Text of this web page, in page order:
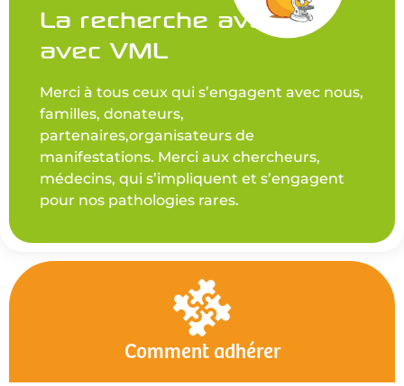
La recherche avance
avec VML
Merci à tous ceux qui s’engagent avec nous,
familles, donateurs,
partenaires,organisateurs de
manifestations. Merci aux chercheurs,
médecins, qui s’impliquent et s’engagent
pour nos pathologies rares.
Comment adhérer